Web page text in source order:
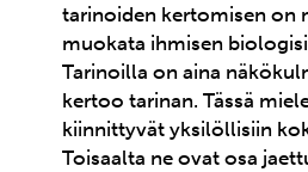
tarinoiden kertomisen on
muokata ihmisen
Tarinoilla on aina
kertoo tarinan. Tässä
kiinnittyvät yksilöllisiin
Toisaalta ne ovat osa